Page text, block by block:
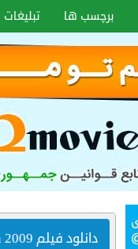
برچسب ها تبلیغات
دانلود فیلم Ninja Assassin 2009